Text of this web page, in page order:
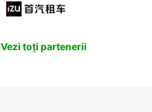
Vezi toți partenerii